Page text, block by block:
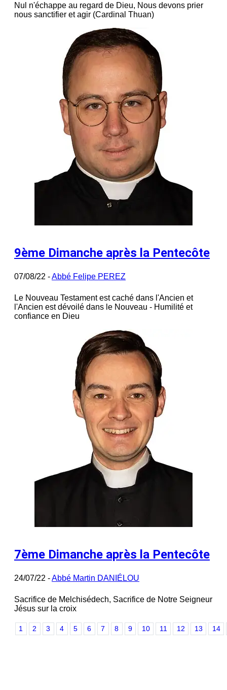
Nul n'échappe au regard de Dieu, Nous devons prier
nous sanctifier et agir (Cardinal Thuan)
9ème Dimanche après la Pentecôte
07/08/22 -Abbé Felipe PEREZ
Le Nouveau Testament est caché dans l'Ancien et
l'Ancien est dévoilé dans le Nouveau - Humilité et
confiance en Dieu
7ème Dimanche après la Pentecôte
24/07/22 -Abbé Martin DANIÉLOU
Sacrifice de Melchisédech, Sacrifice de Notre Seigneur
Jésus sur la croix
1 2 3 4 5 6 7 8 9 10 11 12 13 14